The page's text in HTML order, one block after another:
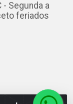
- Segunda a
feriados